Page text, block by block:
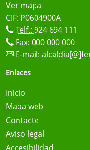
Ver mapa
CIF: P0604900A
Telf.: 924 694 111
Fax: 000 000 000
E-mail:
Enlaces
Inicio
Mapa web
Contacte
Aviso legal
Accesibilidad